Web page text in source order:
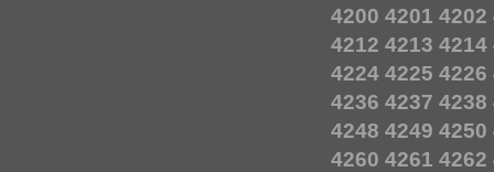
4200 4201 4202
4212 4213 4214
4224 4225 4226
4236 4237 4238
4248 4249 4250
4260 4261 4262